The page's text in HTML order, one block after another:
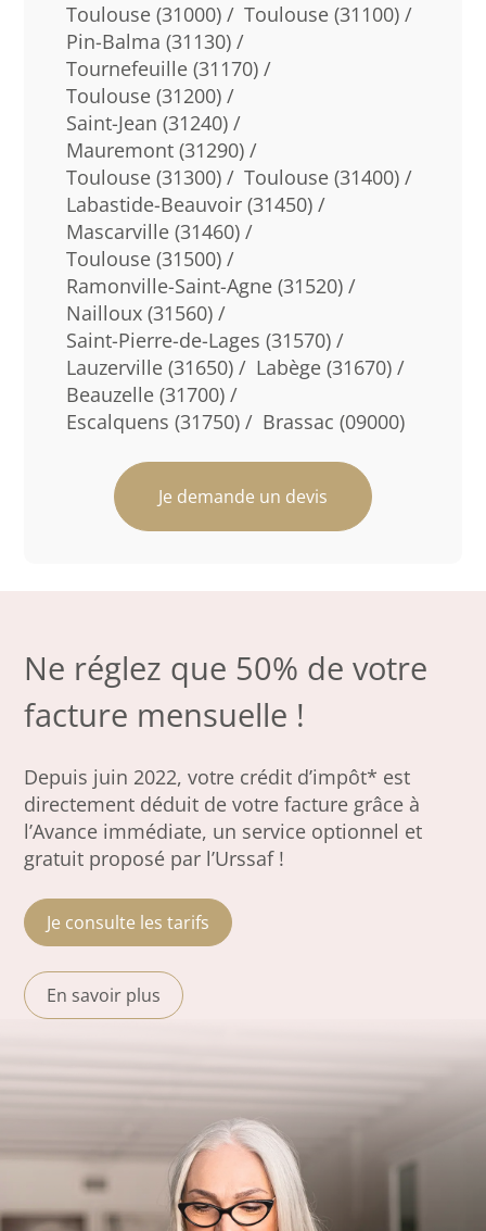
Toulouse (31000) / Toulouse (31100) /
Pin-Balma (31130) /
Tournefeuille (31170) /
Toulouse (31200) /
Saint-Jean (31240) /
Mauremont (31290) /
Toulouse (31300) / Toulouse (31400) /
Labastide-Beauvoir (31450) /
Mascarville (31460) /
Toulouse (31500) /
Ramonville-Saint-Agne (31520) /
Nailloux (31560) /
Saint-Pierre-de-Lages (31570) /
Lauzerville (31650) / Labège (31670) /
Beauzelle (31700) /
Escalquens (31750) / Brassac (09000)
Je demande un devis
Ne réglez que 50% de votre
facture mensuelle !
Depuis juin 2022, votre crédit d’impôt* est
directement déduit de votre facture grâce à
l’Avance immédiate, un service optionnel et
gratuit proposé par l’Urssaf !
Je consulte les tarifs
En savoir plus